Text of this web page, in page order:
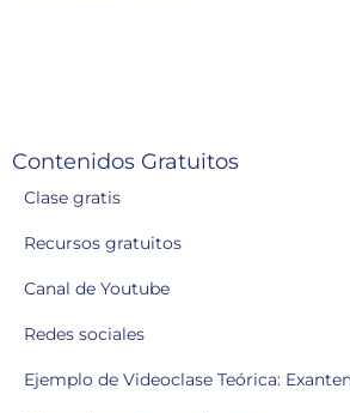
Contenidos Gratuitos
Clase gratis
Recursos gratuitos
Canal de Youtube
Redes sociales
Ejemplo de Videoclase Teórica: